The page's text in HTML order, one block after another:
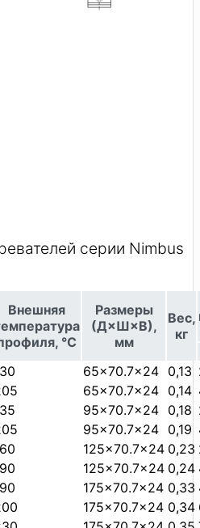
серии Nimbus
Внешняя
°C
Размеры
(Д×Ш×В),
мм
Вес,
кг
65x70.7x24 0,13
65x70.7x24 0,14
95x70.7x24 0,18
95x70.7x24 0,19
125x70.7x24 0,23
125x70.7x24 0,24
175x70.7x24 0,33
175x70.7x24 0,34